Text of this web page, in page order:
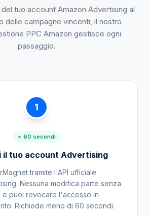
tuo account Amazon Advertising al
delle campagne vincenti, il nostro
PPC Amazon gestisce ogni
passaggio.
1
< 60 secondi
il tuo account Advertising
tramite l'API ufficiale
Nessuna modifica parte senza
e puoi revocare l'accesso in
Richiede meno di 60 secondi.